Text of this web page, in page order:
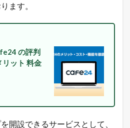
ます。
の評判
リット 料金
開設できるサービスとして、